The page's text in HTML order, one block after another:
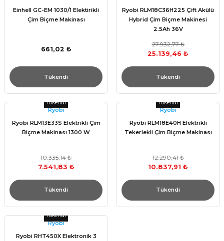
Einhell GC-EM 1030/1 Elektirikli
Çim Biçme Makinası
661,02 ₺
Tükendi
Ryobi RLM18C36H225 Çift Akülü
Hybrid Çim Biçme Makinesi
2.5Ah 36V
27.932,77 ₺
25.139,46 ₺
Tükendi
Tükendi
Ryobi
Ryobi RLM13E33S Elektrikli Çim
Biçme Makinası 1300 W
10.335,14 ₺
7.541,83 ₺
Tükendi
Tükendi
Ryobi
Ryobi RLM18E40H Elektrikli
Tekerlekli Çim Biçme Makinası
12.290,41 ₺
10.837,91 ₺
Tükendi
Tükendi
Ryobi
Ryobi RHT450X Elektronik 3